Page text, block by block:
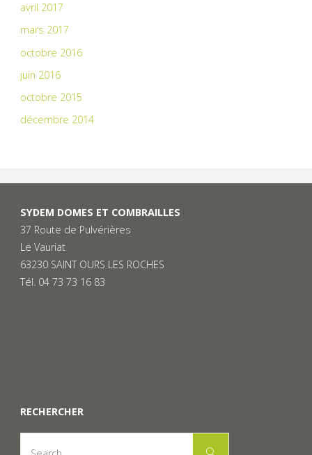
avril 2017
mars 2017
octobre 2016
juin 2016
octobre 2015
décembre 2014
SYDEM DOMES ET COMBRAILLES
37 Route de Pulvérières
Le Vauriat
63230 SAINT OURS LES ROCHES
Tél. 04 73 73 16 83
RECHERCHER
Search